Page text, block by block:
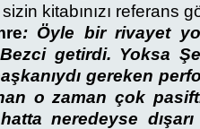
kitabınızı referans
: Öyle bir rivayet
getirdi. Yoksa
gereken
o zaman çok
neredeyse